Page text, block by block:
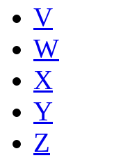
V
W
X
Y
Z